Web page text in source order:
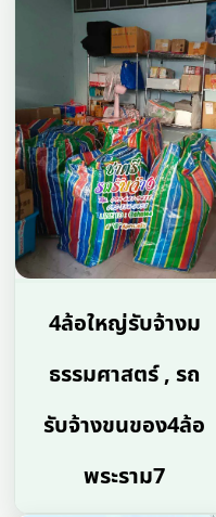
4ล้อใหญ่รับจ้างม
ธรรมศาสตร์ , รถ
รับจ้างขนของ4ล้อ
พระราม7